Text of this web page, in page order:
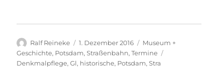
Autor
Ralf Reineke
Veröffentlicht
am
1. Dezember 2016 Kategorien
Museum +
Geschichte, Potsdam,Straßenbahn,Termine
Denkmalpflege,Gl, historische, Potsdam,Stra